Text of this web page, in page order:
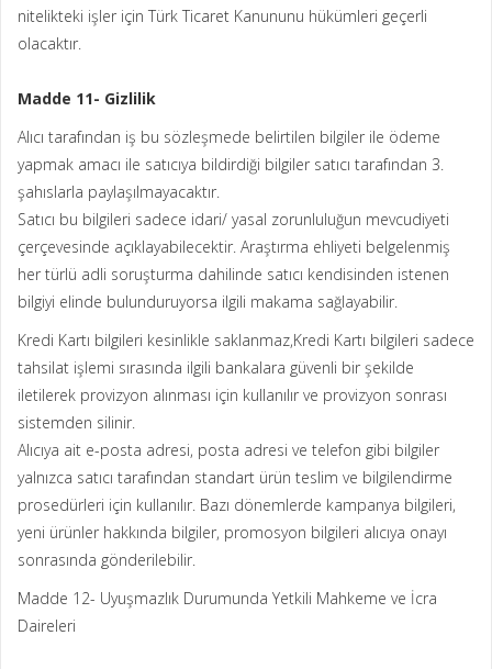
nitelikteki işler için Türk Ticaret Kanununu hükümleri geçerli
olacaktır.
Madde 11- Gizlilik
Alıcı tarafından iş bu sözleşmede belirtilen bilgiler ile ödeme
yapmak amacı ile satıcıya bildirdiği bilgiler satıcı tarafından 3.
şahıslarla paylaşılmayacaktır.
Satıcı bu bilgileri sadece idari/ yasal zorunluluğun mevcudiyeti
çerçevesinde açıklayabilecektir. Araştırma ehliyeti belgelenmiş
her türlü adli soruşturma dahilinde satıcı kendisinden istenen
bilgiyi elinde bulunduruyorsa ilgili makama sağlayabilir.
Kredi Kartı bilgileri kesinlikle saklanmaz,Kredi Kartı bilgileri sadece
tahsilat işlemi sırasında ilgili bankalara güvenli bir şekilde
iletilerek provizyon alınması için kullanılır ve provizyon sonrası
sistemden silinir.
Alıcıya ait e-posta adresi, posta adresi ve telefon gibi bilgiler
yalnızca satıcı tarafından standart ürün teslim ve bilgilendirme
prosedürleri için kullanılır. Bazı dönemlerde kampanya bilgileri,
yeni ürünler hakkında bilgiler, promosyon bilgileri alıcıya onayı
sonrasında gönderilebilir.
Madde 12- Uyuşmazlık Durumunda Yetkili Mahkeme ve İcra
Daireleri